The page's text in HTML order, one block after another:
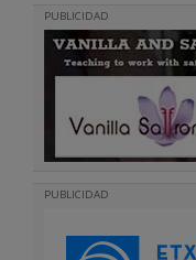
PUBLICIDAD
PUBLICIDAD